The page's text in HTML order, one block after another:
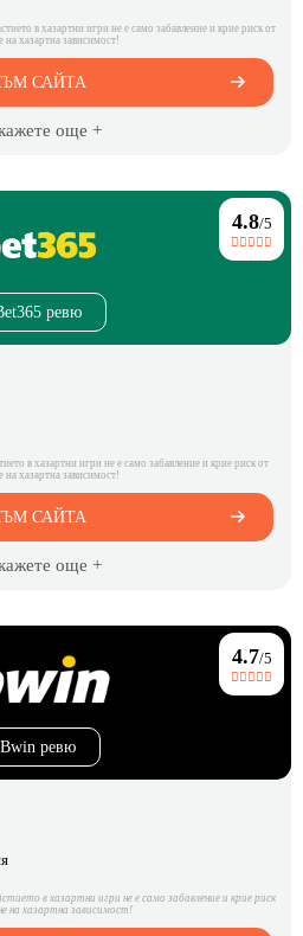
в хазартни игри не е само забавление и крие риск от
на хазартна зависимост!
САЙТА
още +
ревю
4.8/5
в хазартни игри не е само забавление и крие риск от
на хазартна зависимост!
САЙТА
още +
Bwin ревю
4.7/5
в хазартни игри не е само забавление и крие риск
на хазартна зависимост!